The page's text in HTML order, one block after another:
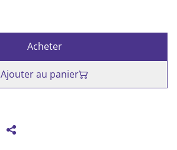
Acheter
Ajouter au panier